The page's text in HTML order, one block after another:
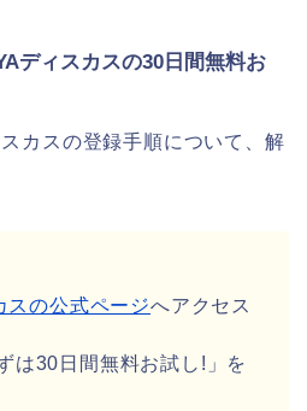
ディスカスの30日間無料お
カスの登録手順について、解
スの公式ページへアクセス
は30日間無料お試し!」を